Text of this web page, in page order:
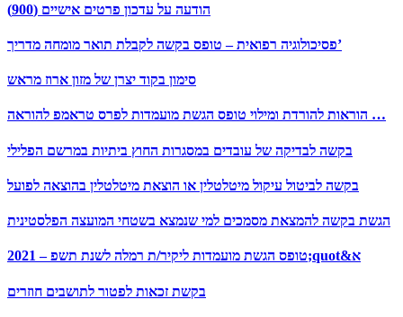
הודעה על עדכון פרטים אישיים (900)
פסיכולוגיה רפואית – טופס בקשה לקבלת תואר מומחה מדריך’
סימון בקוד יצרן של מזון ארוז מראש
הוראות להורדת ומילוי טופס הגשת מועמדות לפרס טראמפ להוראה …
בקשה לבדיקה של עובדים במסגרות החוץ ביתיות במרשם הפלילי
בקשה לביטול עיקול מיטלטלין או הוצאת מיטלטלין בהוצאה לפועל
הגשת בקשה להמצאת מסמכים למי שנמצא בשטחי המועצה הפלסטינית
2021 – טופס הגשת מועמדות ליקיר/ת רמלה לשנת תשפ;quot&א
בקשת זכאות לפטור לתושבים חוזרים